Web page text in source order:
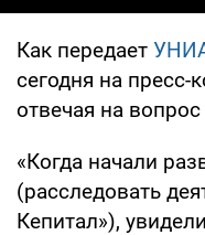
Как передает
сегодня на пресс-
отвечая на
«Когда начали
(расследовать
Кепитал»),